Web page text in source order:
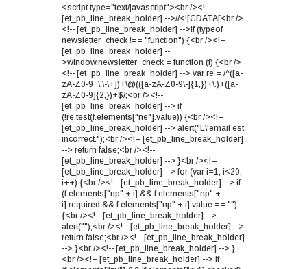
<script type="text/javascript"><br /><!--
[et_pb_line_break_holder] -->//<![CDATA[<br />
<!-- [et_pb_line_break_holder] -->if (typeof
newsletter_check !== "function") {<br /><!--
[et_pb_line_break_holder] --
>window.newsletter_check = function (f) {<br />
<!-- [et_pb_line_break_holder] --> var re = /^([a-
zA-Z0-9_\.\-\+])+\@(([a-zA-Z0-9\-]{1,})+\.)+([a-
zA-Z0-9]{2,})+$/;<br /><!--
[et_pb_line_break_holder] --> if
(!re.test(f.elements["ne"].value)) {<br /><!--
[et_pb_line_break_holder] --> alert("L\'email est
incorrect.");<br /><!-- [et_pb_line_break_holder]
--> return false;<br /><!--
[et_pb_line_break_holder] --> }<br /><!--
[et_pb_line_break_holder] --> for (var i=1; i<20;
i++) {<br /><!-- [et_pb_line_break_holder] --> if
(f.elements["np" + i] && f.elements["np" +
i].required && f.elements["np" + i].value == "")
{<br /><!-- [et_pb_line_break_holder] -->
alert("");<br /><!-- [et_pb_line_break_holder] -->
return false;<br /><!-- [et_pb_line_break_holder]
--> }<br /><!-- [et_pb_line_break_holder] --> }
<br /><!-- [et_pb_line_break_holder] --> if